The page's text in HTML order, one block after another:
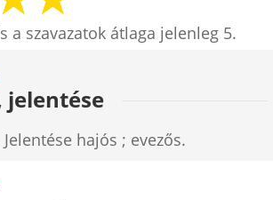
a szavazatok átlaga jelenleg 5.
jelentése
hajós ; evezős.